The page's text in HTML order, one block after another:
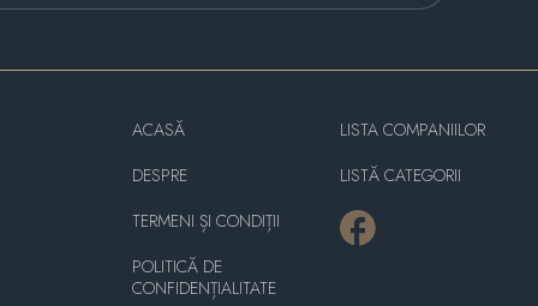
ACASĂ
DESPRE
TERMENI ȘI CONDIȚII
POLITICĂ DE
CONFIDENȚIALITATE
LISTA COMPANIILOR
LISTĂ CATEGORII